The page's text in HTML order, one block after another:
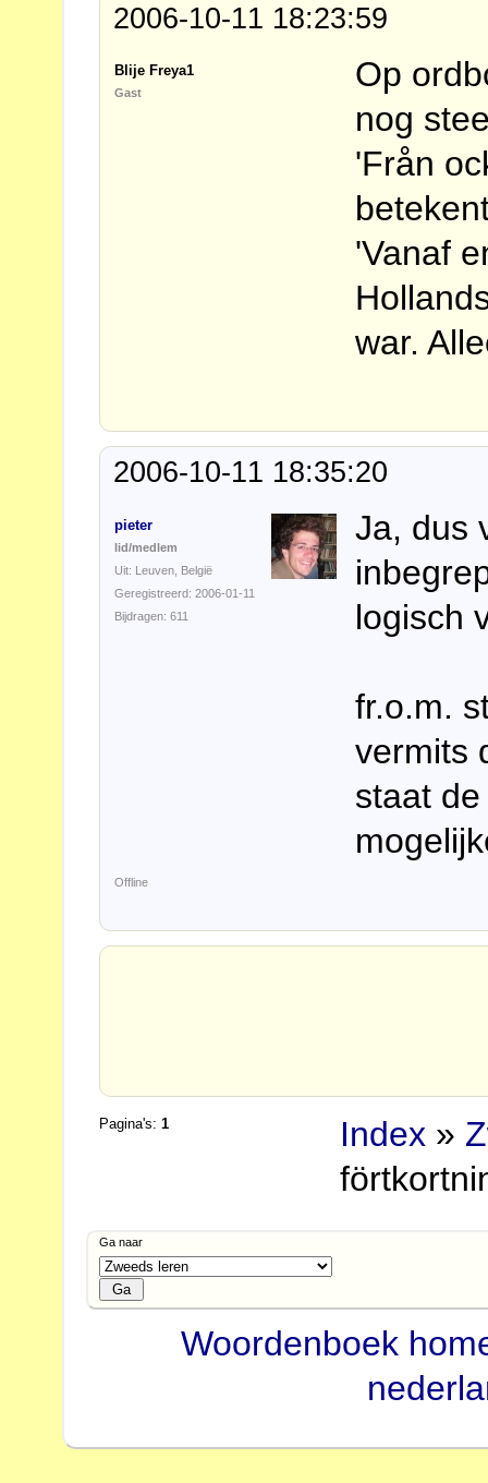
2006-10-11 18:23:59
Blije Freya1
Gast
Op
nog
'Från
'Vanaf
war.
2006-10-11 18:35:20
pieter
lid/medlem
Uit: Leuven, België
Geregistreerd: 2006-01-11
Bijdragen: 611
Ja, dus
logisch
fr.o.m.
vermits
staat
Offline
Pagina's:1 Index »
Ga naar
Woordenboek